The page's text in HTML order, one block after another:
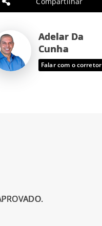
Adelar Da
Cunha
Falar com o corretor